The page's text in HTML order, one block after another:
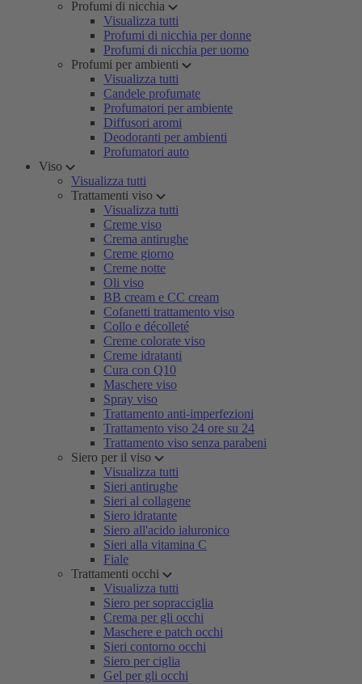
Profumi di nicchia
Visualizza tutti
Profumi di nicchia per donne
Profumi di nicchia per uomo
Profumi per ambienti
Visualizza tutti
Candele profumate
Profumatori per ambiente
Diffusori aromi
Deodoranti per ambienti
Profumatori auto
Viso
Visualizza tutti
Trattamenti viso
Visualizza tutti
Creme viso
Crema antirughe
Creme giorno
Creme notte
Oli viso
BB cream e CC cream
Cofanetti trattamento viso
Collo e décolleté
Creme colorate viso
Creme idratanti
Cura con Q10
Maschere viso
Spray viso
Trattamento anti-imperfezioni
Trattamento viso 24 ore su 24
Trattamento viso senza parabeni
Siero per il viso
Visualizza tutti
Sieri antirughe
Sieri al collagene
Siero idratante
Siero all'acido ialuronico
Sieri alla vitamina C
Fiale
Trattamenti occhi
Visualizza tutti
Siero per sopracciglia
Crema per gli occhi
Maschere e patch occhi
Sieri contorno occhi
Siero per ciglia
Gel per gli occhi